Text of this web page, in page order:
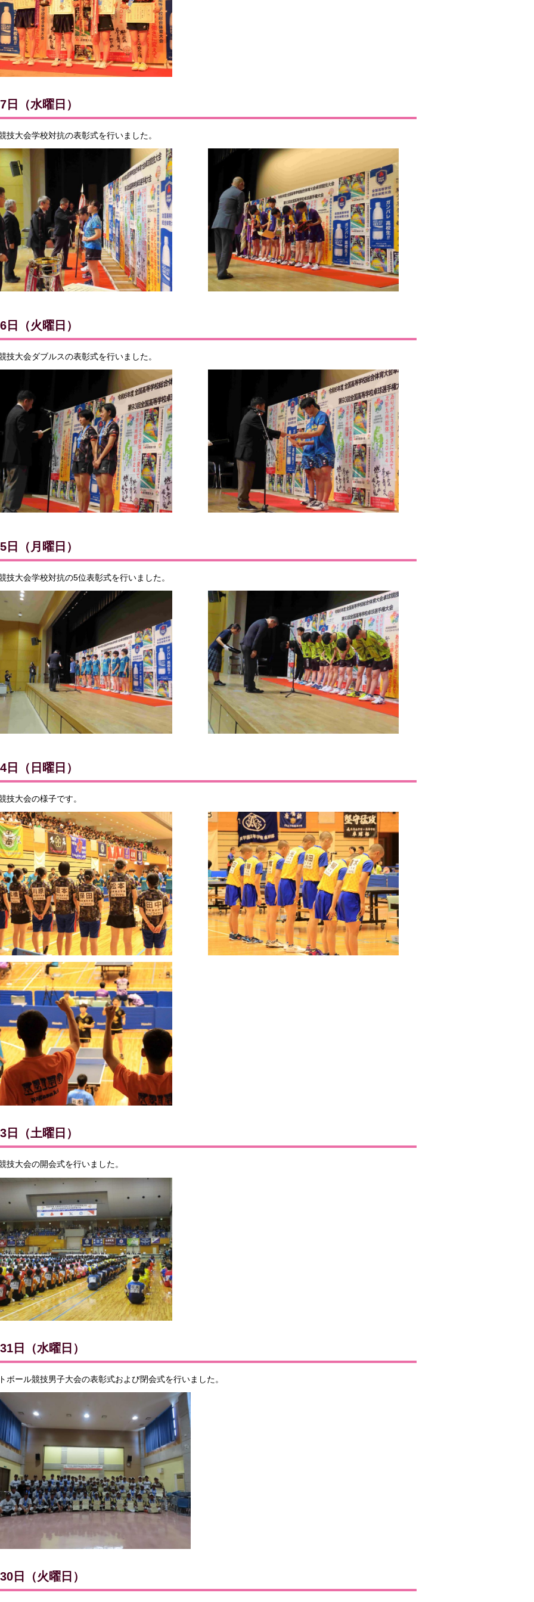
日（水曜日）
技大会学校対抗の表彰式を行いました。
日（火曜日）
技大会ダブルスの表彰式を行いました。
日（月曜日）
技大会学校対抗の5位表彰式を行いました。
日（日曜日）
技大会の様子です。
日（土曜日）
技大会の開会式を行いました。
日（水曜日）
ボール競技男子大会の表彰式および閉会式を行いました。
日（火曜日）